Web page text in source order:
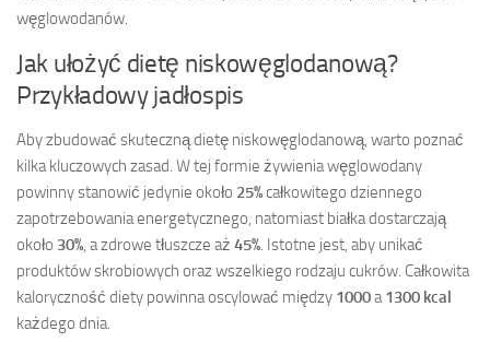
węglowodanów.
Jak ułożyć dietę niskowęglodanową?
Przykładowy jadłospis
Aby zbudować skuteczną dietę niskowęglodanową, warto poznać
kilka kluczowych zasad. W tej formie żywienia węglowodany
powinny stanowić jedynie około 25%całkowitego dziennego
zapotrzebowania energetycznego, natomiast białka dostarczają
około 30%, a zdrowe tłuszcze aż 45%. Istotne jest, aby unikać
produktów skrobiowych oraz wszelkiego rodzaju cukrów. Całkowita
kaloryczność diety powinna oscylować między 1000a1300 kcal
każdego dnia.